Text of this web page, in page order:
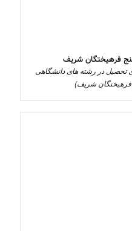
فرهیختگان شریف
تحصیل در رشته های دانشگاهی
فرهیختگان شریف)